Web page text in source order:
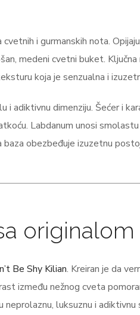
i gurmanskih nota.
medeni cvetni buket.
koja je senzualna i
i adiktivnu dimenziju. Šećer i
Labdanum unosi
obezbeđuje izuzetnu
originalom
Be Shy Kilian. Kreiran je da
između nežnog cveta
luksuznu i